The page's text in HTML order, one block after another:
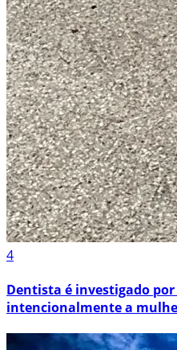
4
Dentista é investigado
intencionalmente a